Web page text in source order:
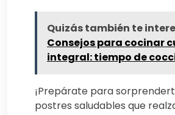
Quizás también te
Consejos para cocinar
integral: tiempo de
¡Prepárate para
postres saludables que